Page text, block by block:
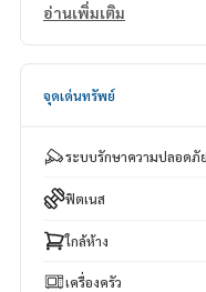
ซีคอน บางแค – 2.5 กิโลเ
อ่านเพิ่มเติม
จุดเด่นทรัพย์
ระบบรักษาความปลอดภัย
ฟิตเนส
ใกล้ห้าง
เครื่องครัว